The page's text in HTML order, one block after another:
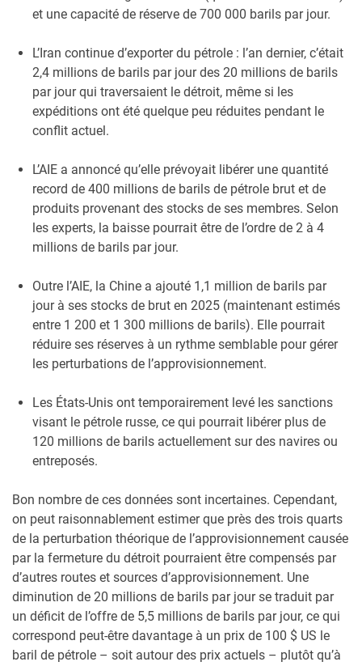
et une capacité de réserve de 700 000 barils par jour.
L’Iran continue d’exporter du pétrole : l’an dernier, c’était
2,4 millions de barils par jour des 20 millions de barils
par jour qui traversaient le détroit, même si les
expéditions ont été quelque peu réduites pendant le
conflit actuel.
L’AIE a annoncé qu’elle prévoyait libérer une quantité
record de 400 millions de barils de pétrole brut et de
produits provenant des stocks de ses membres. Selon
les experts, la baisse pourrait être de l’ordre de 2 à 4
millions de barils par jour.
Outre l’AIE, la Chine a ajouté 1,1 million de barils par
jour à ses stocks de brut en 2025 (maintenant estimés
entre 1 200 et 1 300 millions de barils). Elle pourrait
réduire ses réserves à un rythme semblable pour gérer
les perturbations de l’approvisionnement.
Les États-Unis ont temporairement levé les sanctions
visant le pétrole russe, ce qui pourrait libérer plus de
120 millions de barils actuellement sur des navires ou
entreposés.
Bon nombre de ces données sont incertaines. Cependant,
on peut raisonnablement estimer que près des trois quarts
de la perturbation théorique de l’approvisionnement causée
par la fermeture du détroit pourraient être compensés par
d’autres routes et sources d’approvisionnement. Une
diminution de 20 millions de barils par jour se traduit par
un déficit de l’offre de 5,5 millions de barils par jour, ce qui
correspond peut-être davantage à un prix de 100 $ US le
baril de pétrole – soit autour des prix actuels – plutôt qu’à